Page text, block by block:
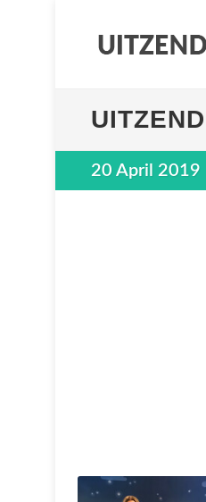
20 April 2019